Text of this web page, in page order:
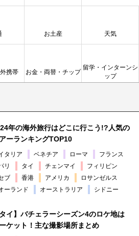
お土産 天気
携帯 お金・両替・チップ
留学・インターンシ
ップ
年の海外旅行はどこに行こう!?人気の
ーランキングTOP10
タリア ベネチア ローマ
フランス
リ
タイ チェンマイ
フィリピン
ブ
香港 アメリカ
ロサンゼルス
ーランド
オーストラリア シドニー
タイ】バチェラーシーズン4のロケ地は
ケット！主な撮影場所まとめ